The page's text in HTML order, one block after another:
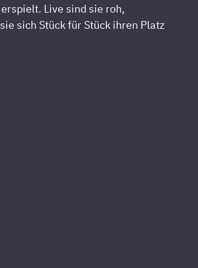
erspielt. Live sind sie roh,
sie sich Stückfür Stück ihren Platz